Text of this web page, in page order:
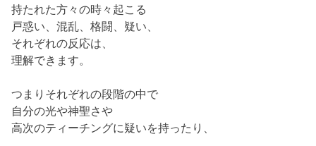
持たれた方々の時々起こる
戸惑い、混乱、格闘、疑い、
それぞれの反応は、
理解できます。
つまりそれぞれの段階の中で
自分の光や神聖さや
高次のティーチングに疑いを持ったり、